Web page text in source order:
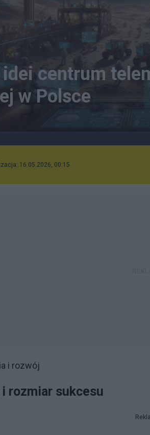
idei centrum
w Polsce
16.05.2026, 00:15
i rozwój
i rozmiar sukcesu